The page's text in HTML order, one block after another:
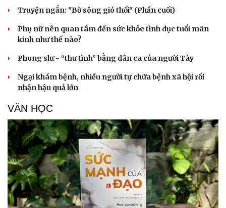
Hạt giống tâm hồn
Truyện ngắn: "Bờ sông gió thổi" (Phần cuối)
Phụ nữ nên quan tâm đến sức khỏe tình dục tuổi mãn
kinh như thế nào?
Phong slư - “thư tình” bằng dân ca của người Tày
Ngại khám bệnh, nhiều người tự chữa bệnh xã hội rồi
nhận hậu quả lớn
VĂN HỌC